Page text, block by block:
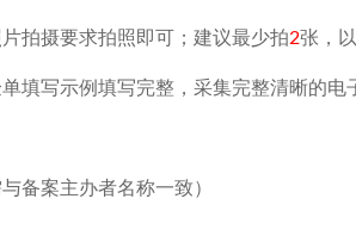
拍摄要求拍照即可；建议最少拍2张，
填写示例填写完整，采集完整清晰的电
备案主办者名称一致）